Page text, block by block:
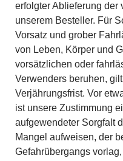
erfolgter Ablieferung der
unserem Besteller. Für
Vorsatz und grober
von Leben, Körper und
vorsätzlichen oder
Verwenders beruhen,
Verjährungsfrist. Vor
ist unsere Zustimmung
aufgewendeter Sorgfalt
Mangel aufweisen, der
Gefahrübergangs